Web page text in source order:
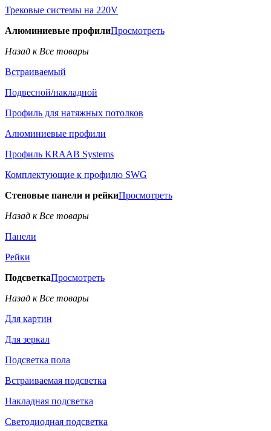
Трековые системы на 220V
Алюминиевые профилиПросмотреть
Назад к Все товары
Встраиваемый
Подвесной/накладной
Профиль для натяжных потолков
Алюминиевые профили
Профиль KRAAB Systems
Комплектующие к профилю SWG
Стеновые панели и рейкиПросмотреть
Назад к Все товары
Панели
Рейки
ПодсветкаПросмотреть
Назад к Все товары
Для картин
Для зеркал
Подсветка пола
Встраиваемая подсветка
Накладная подсветка
Светодиодная подсветка